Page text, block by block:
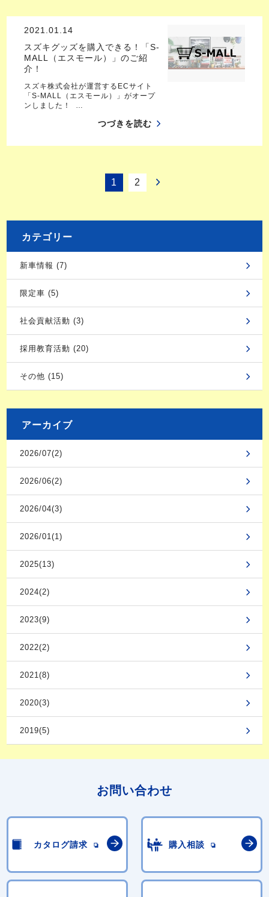
2021.01.14
スズキグッズを購入できる！「S-
MALL（エスモール）」のご紹
介！
スズキ株式会社が運営するECサイト
「S-MALL（エスモール）」がオープ
ンしました！ …
つづきを読む
1 2
カテゴリー
新車情報 (7)
限定車 (5)
社会貢献活動 (3)
採用教育活動 (20)
その他 (15)
アーカイブ
2026/07(2)
2026/06(2)
2026/04(3)
2026/01(1)
2025(13)
2024(2)
2023(9)
2022(2)
2021(8)
2020(3)
2019(5)
お問い合わせ
カタログ請求 購入相談